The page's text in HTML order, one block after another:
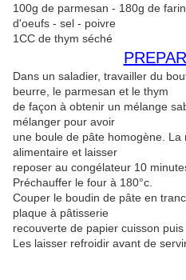
100g de parmesan - 180g de
d'oeufs - sel - poivre
1CC de thym séché
Dans un saladier, travailler du
beurre, le parmesan et le thym
de façon à obtenir un mélange
mélanger pour avoir
une boule de pâte homogène.
alimentaire et laisser
reposer au congélateur 10
Préchauffer le four à 180°c.
Couper le boudin de pâte en
plaque à pâtisserie
recouverte de papier cuisson
Les laisser refroidir avant de